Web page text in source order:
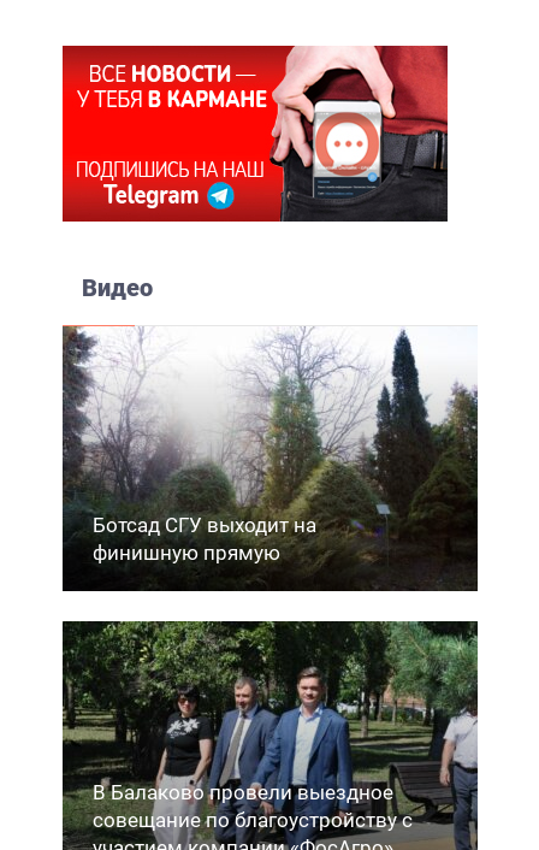
Видео
Ботсад СГУ выходит на
финишную прямую
В Балаково провели выездное
совещание по благоустройству с